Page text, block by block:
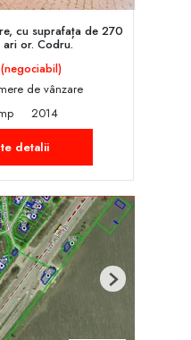
cu suprafața de 270
or. Codru.
(negociabil)
de vânzare
2014
detalii
Next